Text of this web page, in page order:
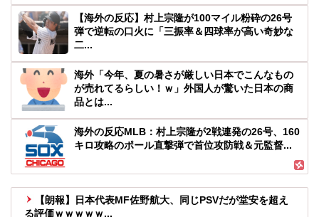
【海外の反応】村上宗隆が100マイル粉砕の26号
弾で逆転の口火に「三振率＆四球率が高い奇妙な
二...
海外「今年、夏の暑さが厳しい日本でこんなもの
が売れてるらしい！ｗ」外国人が驚いた日本の商
品とは...
海外の反応MLB：村上宗隆が2戦連発の26号、160
キロ攻略のポール直撃弾で首位攻防戦＆元監督...
【朗報】日本代表MF佐野航大、同じPSVだが堂安を超え
る評価ｗｗｗｗｗ...